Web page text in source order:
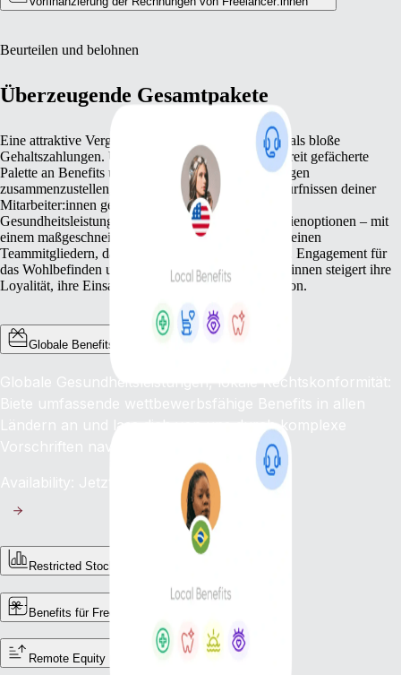
Beurteilen und belohnen
Überzeugende Gesamtpakete
Eine attraktive Vergütungsstrategie beinhaltet mehr als bloße
Gehaltszahlungen. Unsere Plattform hilft dir, eine breit gefächerte
Palette an Benefits und nicht finanziellen Belohnungen
zusammenzustellen, die den unterschiedlichen Bedürfnissen deiner
Mitarbeiter:innen gerecht werden. Ob umfassende
Gesundheitsleistungen oder wettbewerbsfähige Aktienoptionen – mit
einem maßgeschneiderten Benefitspaket zeigst du deinen
Teammitgliedern, dass du ihre Leistung wertschätzt. Engagement für
das Wohlbefinden und die Zukunft von Mitarbeiter:innen steigert ihre
Loyalität, ihre Einsatzbereitschaft und ihre Motivation.
Globale Benefits
Globale Gesundheitsleistungen, lokale Rechtskonformität:
Biete umfassende wettbewerbsfähige Benefits in allen
Ländern an und lass dich von uns durch komplexe
Vorschriften navigieren.
Availability: Jetzt
Restricted Stock Units (RSUs)
Benefits für Freelancer:innen
Remote Equity